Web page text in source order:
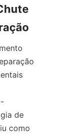
de
como